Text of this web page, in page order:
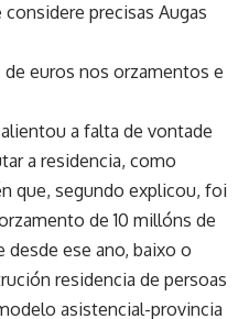
precisas Augas
de euros nos orzamentos e
a falta de vontade
a residencia, como
que, segundo explicou, foi
de 10 millóns de
desde ese ano, baixo o
residencia de persoas
asistencial-provincia